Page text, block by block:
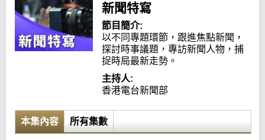
新聞特寫
節目簡介:
以不同專題環節，跟進焦點新聞，
探討時事議題，專訪新聞人物，捕
捉時局最新走勢。
主持人:
香港電台新聞部
本集內容 所有集數